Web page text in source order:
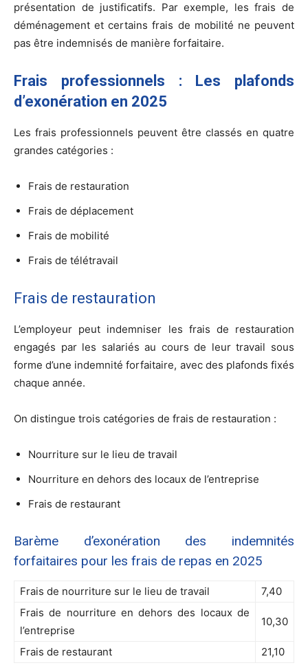
présentation de justificatifs. Par exemple, les frais de
déménagement et certains frais de mobilité ne peuvent
pas être indemnisés de manière forfaitaire.
Frais professionnels : Les plafonds
d’exonération en 2025
Les frais professionnels peuvent être classés en quatre
grandes catégories :
Frais de restauration
Frais de déplacement
Frais de mobilité
Frais de télétravail
Frais de restauration
L’employeur peut indemniser les frais de restauration
engagés par les salariés au cours de leur travail sous
forme d’une indemnité forfaitaire, avec des plafonds fixés
chaque année.
On distingue trois catégories de frais de restauration :
Nourriture sur le lieu de travail
Nourriture en dehors des locaux de l’entreprise
Frais de restaurant
Barème d’exonération des indemnités
forfaitaires pour les frais de repas en 2025
Frais de nourriture sur le lieu de travail
7,40
Frais de nourriture en dehors des locaux de
l’entreprise
10,30
Frais de restaurant 21,10